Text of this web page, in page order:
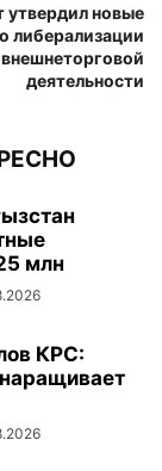
утвердил новые
либерализации
внешнеторговой
деятельности
млн
КРС: